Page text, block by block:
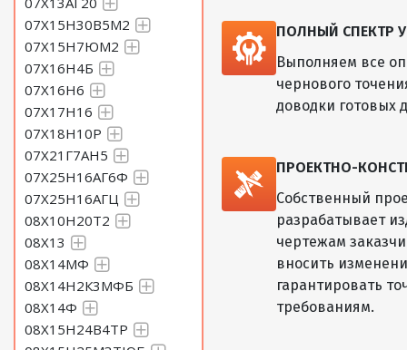
07Х15Н30В5М2
07Х15Н7ЮМ2
07Х16Н4Б
07Х16Н6
07Х17Н16
07Х18Н10Р
07Х21Г7АН5
07Х25Н16АГ6Ф
07Х25Н16АГЦ
08Х10Н20Т2
08Х13
08Х14МФ
08Х14Н2К3МФБ
08Х14Ф
08Х15Н24В4ТР
ПОЛНЫЙ СПЕКТР
Выполняем все
чернового
доводки готовых
ПРОЕКТНО-
Собственный
разрабатывает
чертежам
вносить
гарантировать
требованиям.